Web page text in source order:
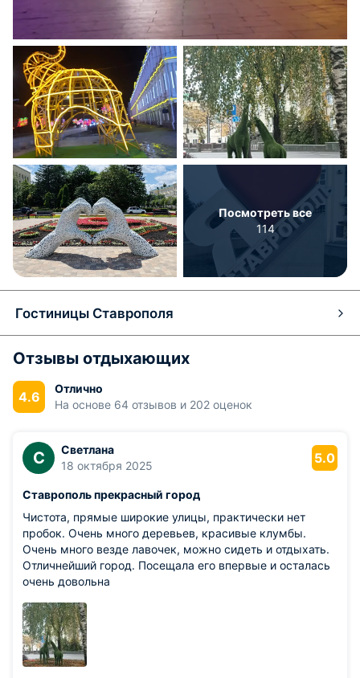
Посмотреть все
114
Гостиницы Ставрополя
Отзывы отдыхающих
4.6
Отлично
На основе 64 отзывов и 202 оценок
С
Светлана
18 октября 2025
5.0
Ставрополь прекрасный город
Чистота, прямые широкие улицы, практически нет
пробок. Очень много деревьев, красивые клумбы.
Очень много везде лавочек, можно сидеть и отдыхать.
Отличнейший город. Посещала его впервые и осталась
очень довольна